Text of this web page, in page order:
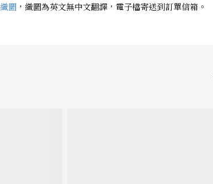
織圖 ，織圖為英文無中文翻譯，電子檔寄送到訂單信箱。